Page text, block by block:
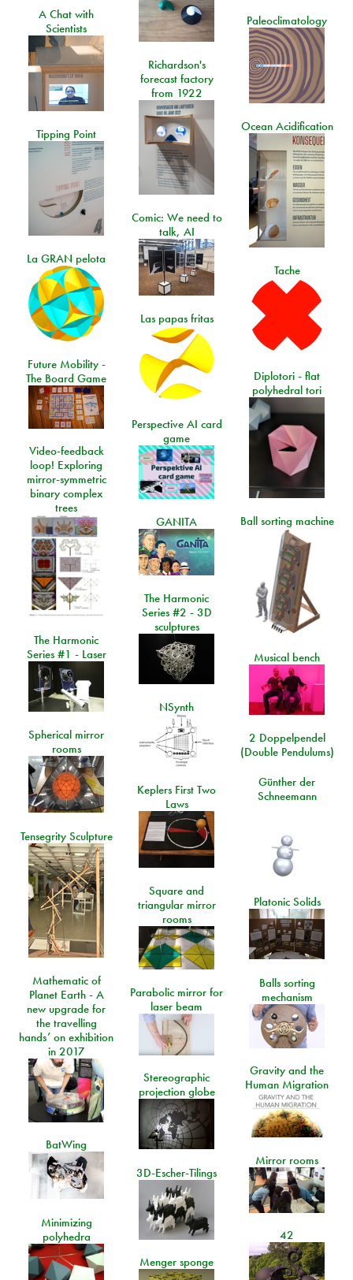
A Chat with
Scientists
Paleoclimatology
Richardson's
forecast factory
from 1922
Ocean Acidification
Tipping Point
Comic: We need to
talk, AI
La GRAN pelota
Tache
Las papas fritas
Future Mobility -
The Board Game
Diplotori - flat
polyhedral tori
Perspective AI card
game
Video-feedback
loop! Exploring
mirror-symmetric
binary complex
trees
Ball sorting machine
GANITA
The Harmonic
Series #2 - 3D
sculptures
The Harmonic
Series #1 - Laser
Musical bench
NSynth
Spherical mirror
rooms
2 Doppelpendel
(Double Pendulums)
Günther der
Schneemann
Keplers First Two
Laws
Tensegrity Sculpture
Square and
triangular mirror
rooms
Platonic Solids
Mathematic of
Planet Earth - A
new upgrade for
the travelling
hands’ on exhibition
in 2017
Balls sorting
mechanism
Parabolic mirror for
laser beam
Gravity and the
Human Migration
Stereographic
projection globe
BatWing
Mirror rooms
3D-Escher-Tilings
Minimizing
polyhedra
42
Menger sponge